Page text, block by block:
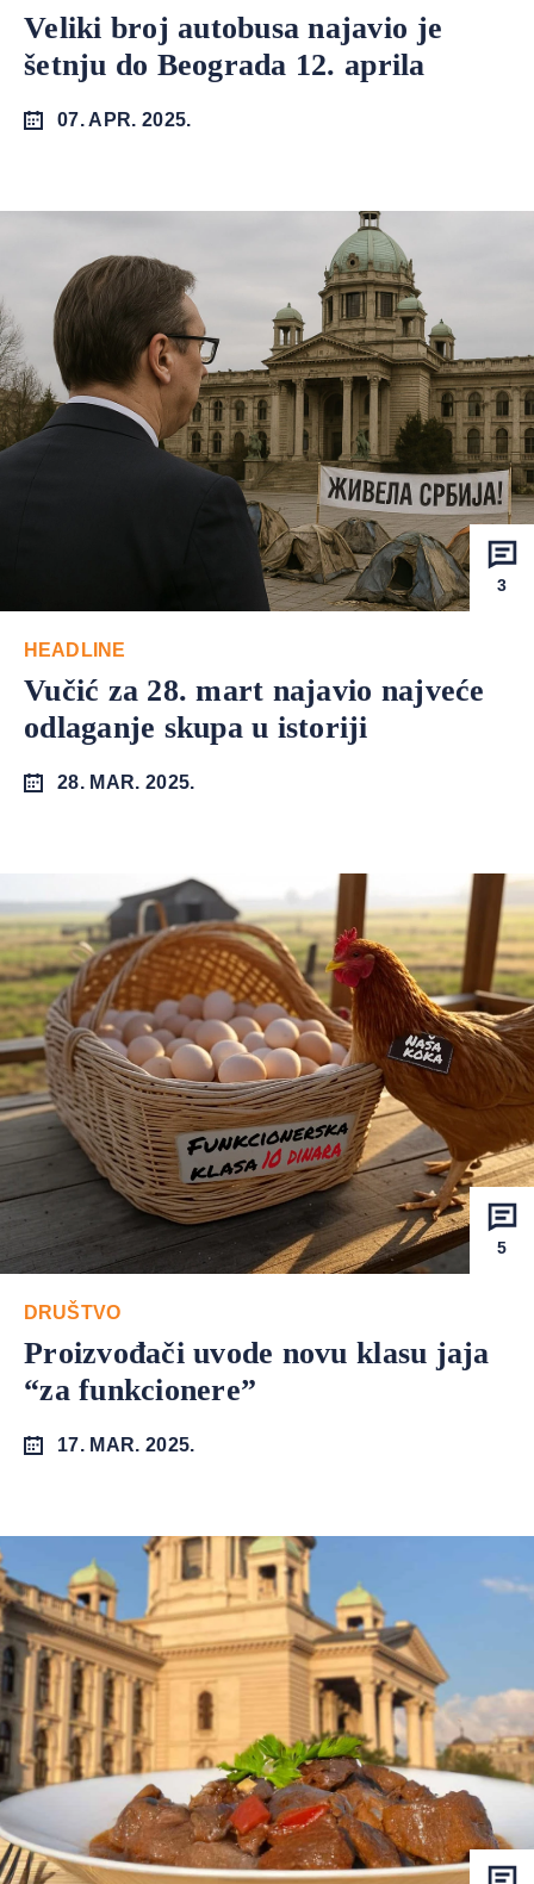
Veliki broj autobusa najavio je
šetnju do Beograda 12. aprila
07. APR. 2025.
3
HEADLINE
Vučić za 28. mart najavio najveće
odlaganje skupa u istoriji
28. MAR. 2025.
5
DRUŠTVO
Proizvođači uvode novu klasu jaja
“za funkcionere”
17. MAR. 2025.